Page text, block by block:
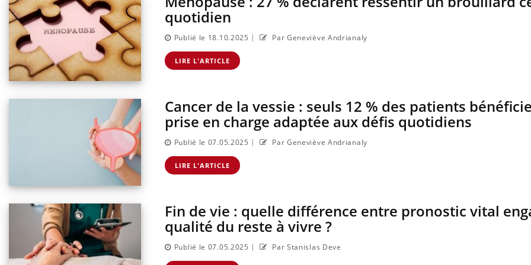
quotidien
Publié le 18.10.2025 | Par Geneviève Andrianaly
LIRE L'ARTICLE
Cancer de la vessie : seuls 12 % des patients
prise en charge adaptée aux défis quotidiens
Publié le 07.05.2025 | Par Geneviève Andrianaly
LIRE L'ARTICLE
Fin de vie : quelle différence entre pronostic vital
qualité du reste à vivre ?
Publié le 07.05.2025 | Par Stanislas Deve
Fatigue, irritabilité,